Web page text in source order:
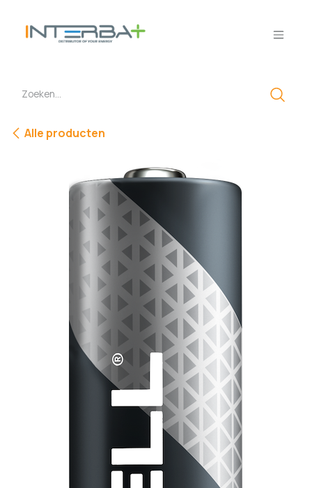
Alle producten